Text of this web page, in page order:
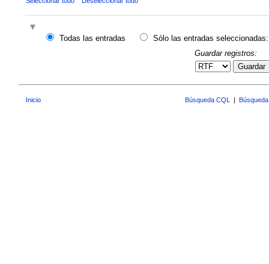
Todas las entradas
Sólo las entradas seleccionadas:
Guardar registros:
Guardar
Inicio Búsqueda CQL